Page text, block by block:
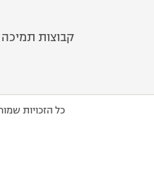
קבוצות תמיכה
כל הזכויות